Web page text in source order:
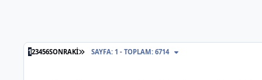
123456SONRAKI SON SAYFA
SAYFA: 1 - TOPLAM: 6714